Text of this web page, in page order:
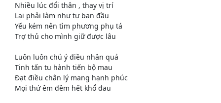
Nhiều lúc đổi thân , thay vị trí
Lại phải làm như tự ban đầu
Yếu kém nên tìm phương phụ tá
Trợ thủ cho mình giữ được lâu
Luôn luôn chú ý điều nhân quả
Tinh tấn tu hành tiến bộ mau
Đạt điều chân lý mang hạnh phúc
Mọi thứ êm đềm hết khổ đau